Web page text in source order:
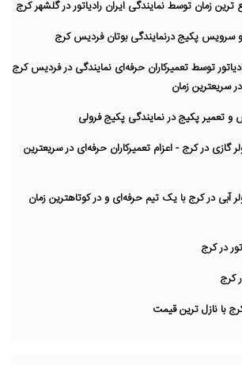
زمان توسط نمایندگی ایران رادیاتور در گلشهر کرج
و سرویس پکیج درنمایندگی بوتان فردیس کرج
توسط تعمیرکاران حرفه‌ای نمایندگی در فردیس کرج
سریعترین زمان
و تعمیر پکیج در نمایندگی پکیج فرولی
در کرج - اعزام تعمیرکاران حرفه‌ای در سریعترین
آبی در کرج با یک تیم حرفه‌ای و در کوتاهترین زمان
در کرج
کرج
با نازل ترین قیمت